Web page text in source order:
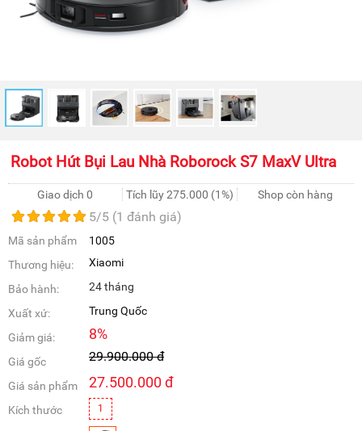
Robot Hút Bụi Lau Nhà Roborock S7 MaxV Ultra
Giao dịch 0 Tích lũy275.000 (1%) Shop còn hàng
5/5 (1 đánh giá)
Mã sản phẩm
1005
Thương hiệu:
Xiaomi
Bảo hành: 24 tháng
Xuất xứ: Trung Quốc
Giảm giá: 8%
Giá gốc 29.900.000 đ
Giá sản phẩm 27.500.000 đ
Kích thước 1